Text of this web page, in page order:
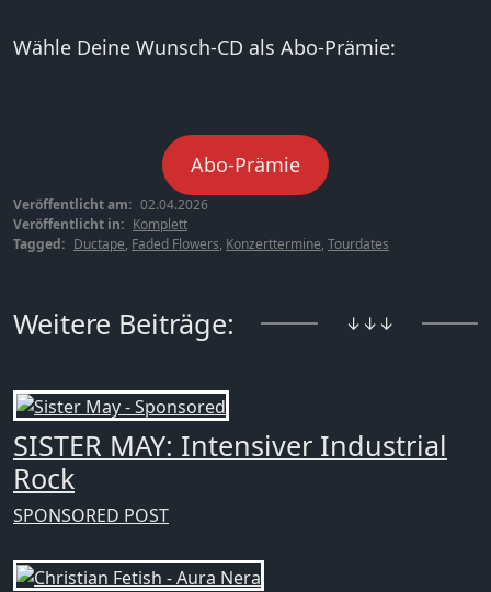
Wähle Deine Wunsch-CD als Abo-Prämie:
Abo-Prämie
Veröffentlicht am: 02.04.2026
Veröffentlicht in: Komplett
Tagged: Ductape, Faded Flowers, Konzerttermine, Tourdates
Weitere Beiträge: ↓↓↓
SISTER MAY: Intensiver Industrial
Rock
SPONSORED POST